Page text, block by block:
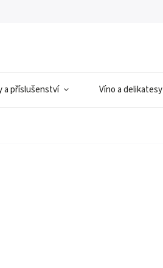
a příslušenství Víno a delikatesy